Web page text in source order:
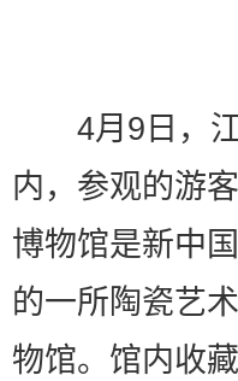
4月9日，江
内，参观的游
博物馆是新中
的一所陶瓷艺
物馆。馆内收